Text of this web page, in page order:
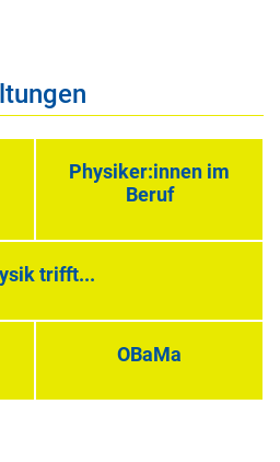
Physiker:innen im
Beruf
trifft...
OBaMa